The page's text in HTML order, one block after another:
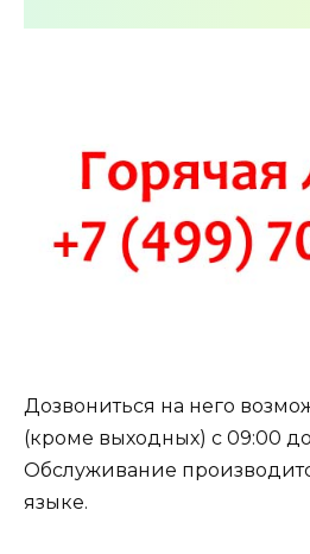
Дозвониться на него
(кроме выходных) с 09:00 до
Обслуживание
языке.